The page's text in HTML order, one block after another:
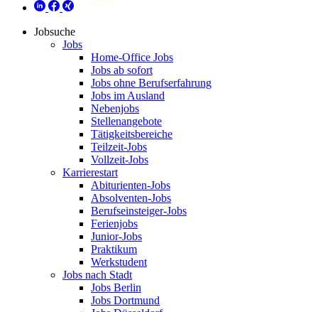
Jobsuche
Jobs
Home-Office Jobs
Jobs ab sofort
Jobs ohne Berufserfahrung
Jobs im Ausland
Nebenjobs
Stellenangebote
Tätigkeitsbereiche
Teilzeit-Jobs
Vollzeit-Jobs
Karrierestart
Abiturienten-Jobs
Absolventen-Jobs
Berufseinsteiger-Jobs
Ferienjobs
Junior-Jobs
Praktikum
Werkstudent
Jobs nach Stadt
Jobs Berlin
Jobs Dortmund